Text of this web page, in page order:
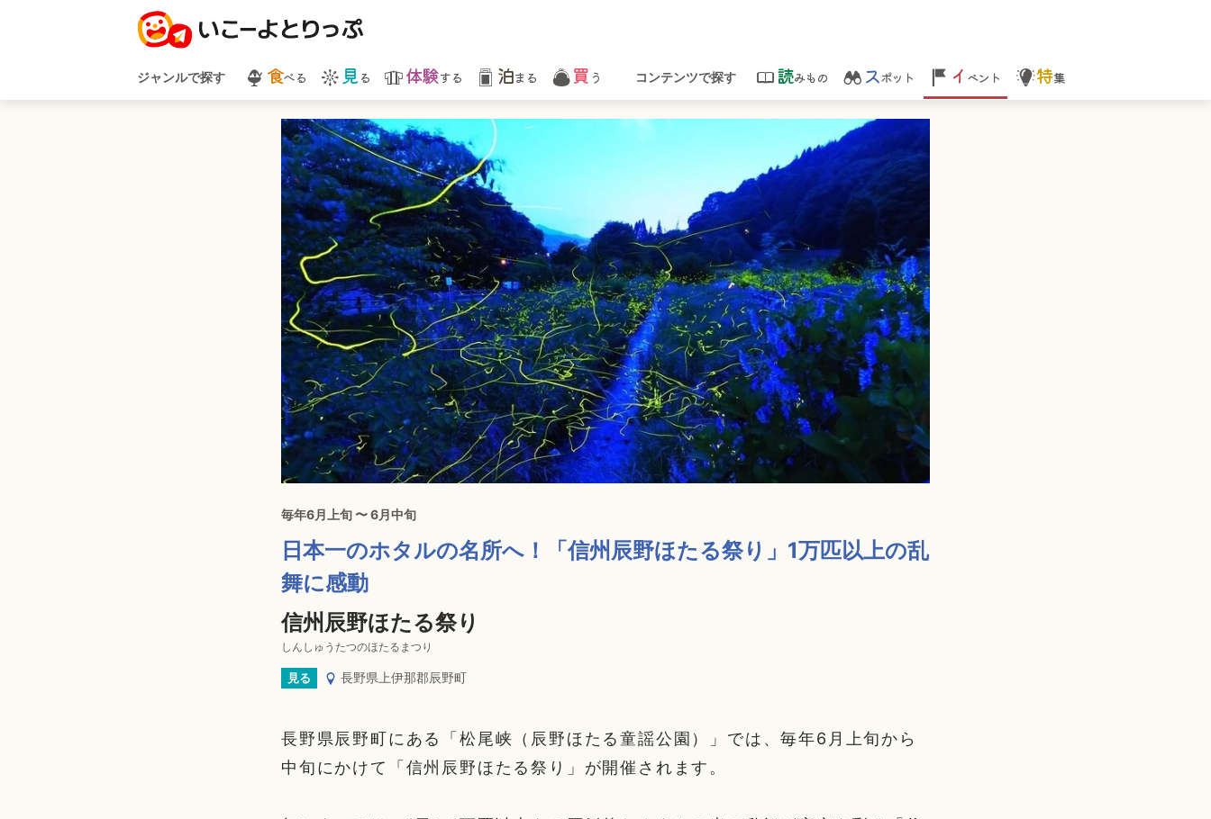
ジャンルで探す 食べる 見 る 体験する 泊まる 買 う コンテンツで探す 読みもの スポット イ ベント 特集
毎年6月上旬 〜 6月中旬
日本一のホタルの名所へ！「信州辰野ほたる祭り」1万匹以上の乱
舞に感動
信州辰野ほたる祭り
しんしゅうたつのほたるまつり
見る 長野県上伊那郡辰野町
長野県辰野町にある「松尾峡（辰野ほたる童謡公園）」では、毎年6月上旬から
中旬にかけて「信州辰野ほたる祭り」が開催されます。